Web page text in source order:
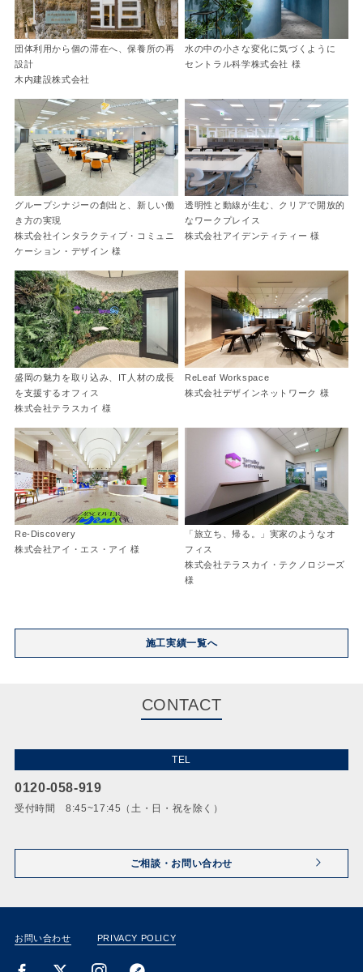
団体利用から個の滞在へ、保養所の再
設計
木内建設株式会社
水の中の小さな変化に気づくように
セントラル科学株式会社 様
グループシナジーの創出と、新しい働
き方の実現
株式会社インタラクティブ・コミュニ
ケーション・デザイン 様
透明性と動線が生む、クリアで開放的
なワークプレイス
株式会社アイデンティティー 様
盛岡の魅力を取り込み、IT人材の成長
を支援するオフィス
株式会社テラスカイ 様
ReLeaf Workspace
株式会社デザインネットワーク 様
Re-Discovery
株式会社アイ・エス・アイ 様
「旅立ち、帰る。」実家のようなオ
フィス
株式会社テラスカイ・テクノロジーズ
様
施工実績一覧へ
CONTACT
TEL
0120-058-919
受付時間 8:45~17:45（土・日・祝を除く）
ご相談・お問い合わせ
お問い合わせ PRIVACY POLICY